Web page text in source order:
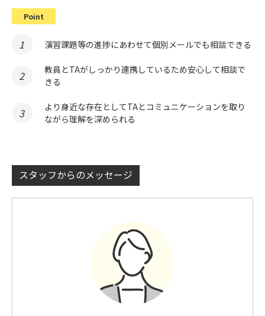
Point
演習課題等の進捗にあわせて個別メールでも相談できる
教員とTAがしっかり連携しているため安心して相談で
きる
より身近な存在としてTAとコミュニケーションを取り
ながら理解を深められる
スタッフからのメッセージ